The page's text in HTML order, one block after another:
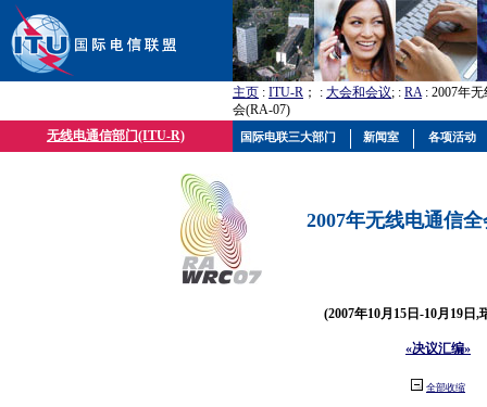
主页 : ITU-R ； : 大会和会议; : RA: 2007年
会(RA-07)
无线电通信部门(ITU-R)
2007年无线电通信
(2007年10月15日-10月19日,
«决议汇编»
全部收缩
国际电联三大部门 新闻室 各项活动